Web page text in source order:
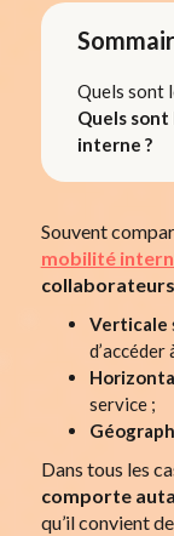
Quels sont
Quels
interne ?
Souvent
mobilité
collaborateurs
Verticale
service ;
Dans tous les
comporte
qu’il convient